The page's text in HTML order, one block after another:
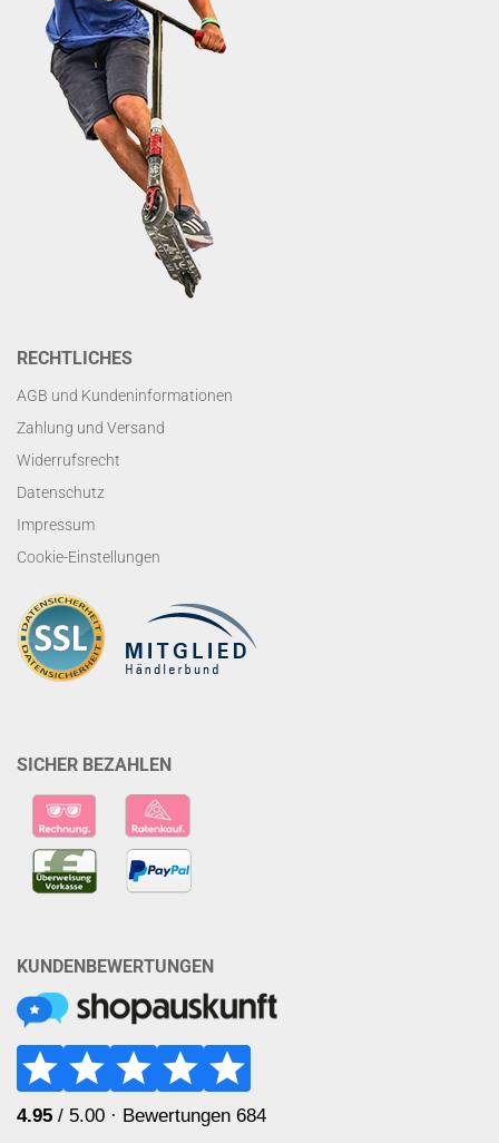
RECHTLICHES
AGB und Kundeninformationen
Zahlung und Versand
Widerrufsrecht
Datenschutz
Impressum
Cookie-Einstellungen
SICHER BEZAHLEN
KUNDENBEWERTUNGEN